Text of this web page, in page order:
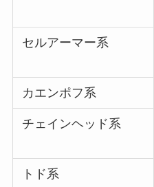
セルアーマー系
カエンポフ系
チェインヘッド系
トド系